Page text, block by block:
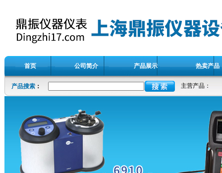
首页 公司简介 产品展示 热卖产品
产品搜索 ： 主营产品：